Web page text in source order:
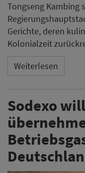
Tongseng Kambing
Gerichte, deren
Kolonialzeit
Weiterlesen
Sodexo